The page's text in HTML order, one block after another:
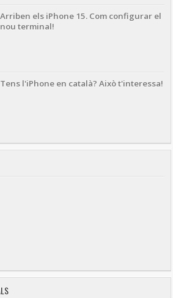
Arriben els iPhone 15. Com configurar el
nou terminal!
Tens l'iPhone en català? Això t'interessa!